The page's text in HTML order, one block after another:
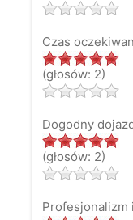
Czas
(głosów: 2)
Dogodny
(głosów: 2)
Profesjonalizm